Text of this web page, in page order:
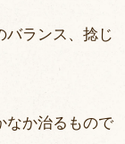
バランス、捻じ
なか治るもので